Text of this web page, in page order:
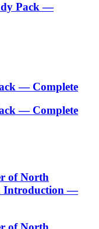
Pack —
— Complete
— Complete
of North
Introduction —